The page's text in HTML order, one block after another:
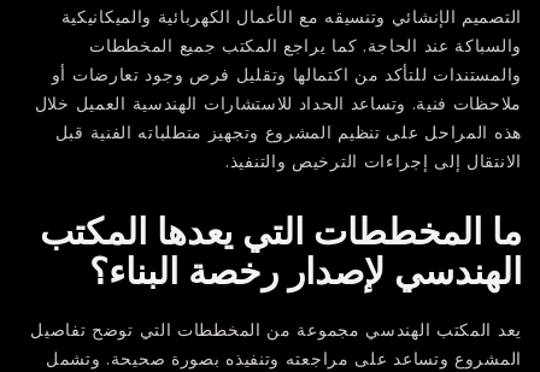
التصميم الإنشائي وتنسيقه مع الأعمال الكهربائية والميكانيكية
والسباكة عند الحاجة. كما يراجع المكتب جميع المخططات
والمستندات للتأكد من اكتمالها وتقليل فرص وجود تعارضات أو
ملاحظات فنية. وتساعد الحداد للاستشارات الهندسية العميل خلال
هذه المراحل على تنظيم المشروع وتجهيز متطلباته الفنية قبل
الانتقال إلى إجراءات الترخيص والتنفيذ.
ما المخططات التي يعدها المكتب
الهندسي لإصدار رخصة البناء؟
يعد المكتب الهندسي مجموعة من المخططات التي توضح تفاصيل
المشروع وتساعد على مراجعته وتنفيذه بصورة صحيحة. وتشمل